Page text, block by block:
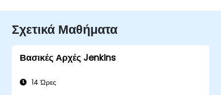
Σχετικά Μαθήματα
Βασικές Αρχές Jenkins
14 Ώρες